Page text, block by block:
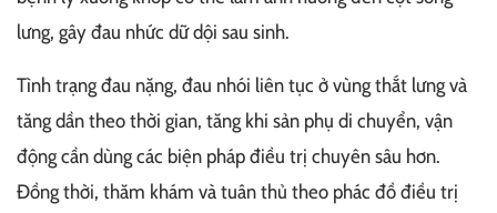
lưng, gây đau nhức dữ dội sau sinh.
Tình trạng đau nặng, đau nhói liên tục ở vùng thắt lưng và
tăng dần theo thời gian, tăng khi sản phụ di chuyển, vận
động cần dùng các biện pháp điều trị chuyên sâu hơn.
Đồng thời, thăm khám và tuân thủ theo phác đồ điều trị